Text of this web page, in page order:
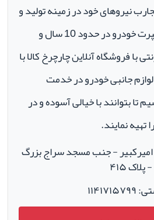
نیروهای خود در زمینه تولید و
فروش لوازم جانبی و اسپرت خودرو در حدود 10 سال و
با فروشگاه آنلاین چارچرخ کالا با
لوازم جانبی خودرو در خدمت
تا بتوانند با خیالی آسوده و در
نمایند.
امیرکبیر - جنب مسجد سراج بزرگ
- پلاک ۴۱۵